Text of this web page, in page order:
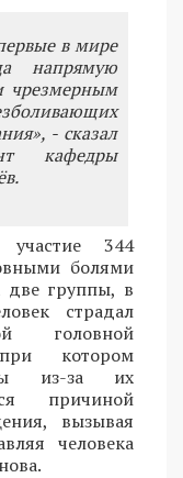
в мире
напрямую
чрезмерным
- сказал
кафедры
344
болями
две группы, в
страдал
головной
котором
из-за их
причиной
вызывая
человека